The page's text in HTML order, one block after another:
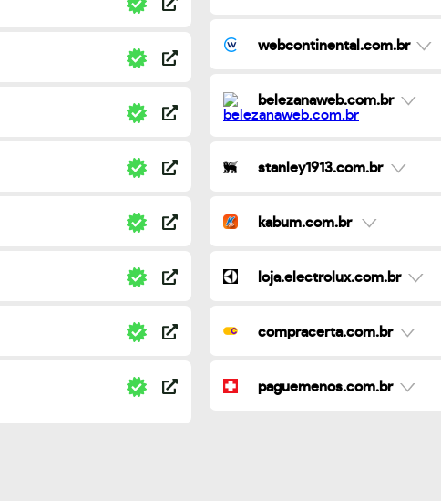
webcontinental.com.br
belezanaweb.com.br
stanley1913.com.br
kabum.com.br
loja.electrolux.com.br
compracerta.com.br
paguemenos.com.br